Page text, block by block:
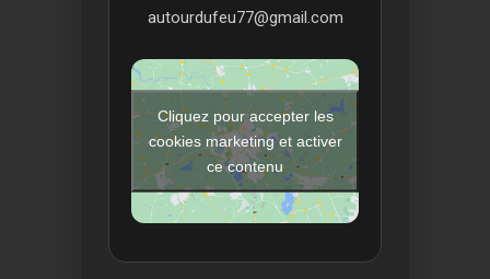
autourdufeu77@gmail.com
Cliquez pour accepter les
cookies marketing et activer
ce contenu